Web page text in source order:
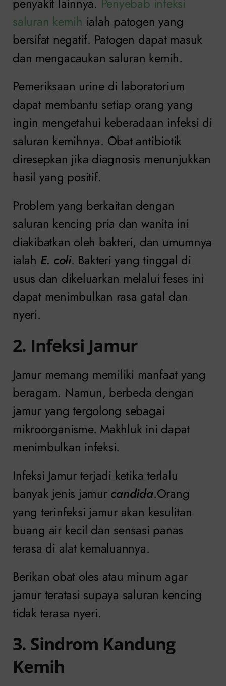
saluran kemih ialah patogen yang
bersifat negatif. Patogen dapat masuk
dan mengacaukan saluran kemih.
Pemeriksaan urine di laboratorium
dapat membantu setiap orang yang
ingin mengetahui keberadaan infeksi di
saluran kemihnya. Obat antibiotik
diresepkan jika diagnosis menunjukkan
hasil yang positif.
Problem yang berkaitan dengan
saluran kencing pria dan wanita ini
diakibatkan oleh bakteri, dan umumnya
ialah E. coli. Bakteri yang tinggal di
usus dan dikeluarkan melalui feses ini
dapat menimbulkan rasa gatal dan
nyeri.
2. Infeksi Jamur
Jamur memang memiliki manfaat yang
beragam. Namun, berbeda dengan
jamur yang tergolong sebagai
mikroorganisme. Makhluk ini dapat
menimbulkan infeksi.
Infeksi Jamur terjadi ketika terlalu
banyak jenis jamur candida.Orang
yang terinfeksi jamur akan kesulitan
buang air kecil dan sensasi panas
terasa di alat kemaluannya.
Berikan obat oles atau minum agar
jamur teratasi supaya saluran kencing
tidak terasa nyeri.
3. Sindrom Kandung
Kemih